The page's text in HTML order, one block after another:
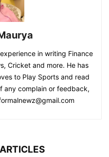
in writing Finance
Cricket and more. He has
to Play Sports and read
any complain or feedback,